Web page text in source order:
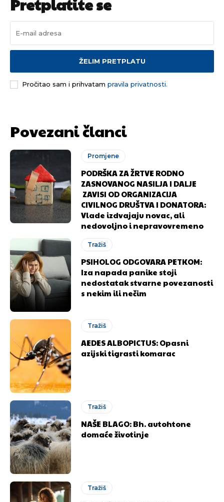
odlučili da pustite Vašu priču da živi, Redakcija
Objavi.ba
[wpuf_form id=”7463”]
odlučili da pustite Vašu priču da živi, Redakcija
Objavi.ba
[wpuf_form id=”7463”]
Pretplatite se
ŽELIM PRETPLATU
Pročitao sam i prihvatam pravila privatnosti.
Povezani članci
Promjene
PODRŠKA ZA ŽRTVE RODNO
ZASNOVANOG NASILJA I DALJE
ZAVISI OD ORGANIZACIJA
CIVILNOG DRUŠTVA I DONATORA:
Vlade izdvajaju novac, ali
nedovoljno i nepravovremeno
Tražiš
PSIHOLOG ODGOVARA PETKOM:
Iza napada panike stoji
nedostatak stvarne povezanosti
s nekim ili nečim
Tražiš
AEDES ALBOPICTUS: Opasni
azijski tigrasti komarac
Tražiš
NAŠE BLAGO: Bh. autohtone
domaće životinje
Tražiš